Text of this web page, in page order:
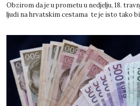
Obzirom da je u prometu u nedjelju, 18.
ljudi na hrvatskim cestama te je isto tako